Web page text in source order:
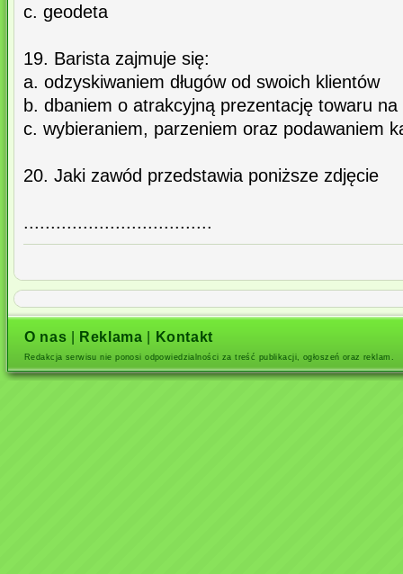
c. geodeta
19. Barista zajmuje się:
a. odzyskiwaniem długów od swoich klientów
b. dbaniem o atrakcyjną prezentację towaru na
c. wybieraniem, parzeniem oraz podawaniem
20. Jaki zawód przedstawia poniższe zdjęcie
...................................
O nas Reklama Kontakt
Redakcja serwisu nie ponosi odpowiedzialności za treść publikacji, ogłoszeń oraz reklam.